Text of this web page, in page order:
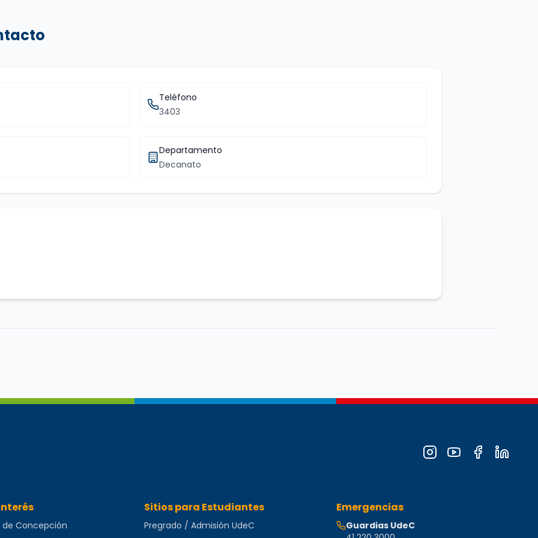
Teléfono
3403
Departamento
Decanato
de Concepción
Sitios para Estudiantes
Pregrado / Admisión UdeC
Emergencias
Guardias UdeC